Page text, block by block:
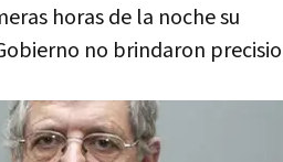
horas de la noche su
no brindaron